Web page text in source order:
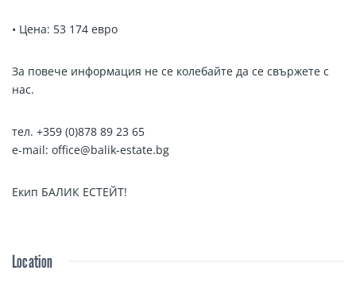
• Цена: 53 174 евро
За повече информация не се колебайте да се свържете с
нас.
тел. +359 (0)878 89 23 65
e-mail: office@balik-estate.bg
Екип БАЛИК ЕСТЕЙТ!
Location